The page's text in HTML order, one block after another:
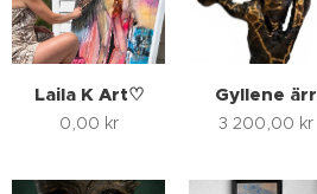
Laila K Art♡
0,00 kr
Gyllene ärr
3 200,00 kr